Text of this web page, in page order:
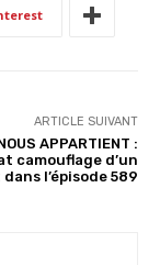
ARTICLE SUIVANT
APPARTIENT :
camouflage d’un
l’épisode 589